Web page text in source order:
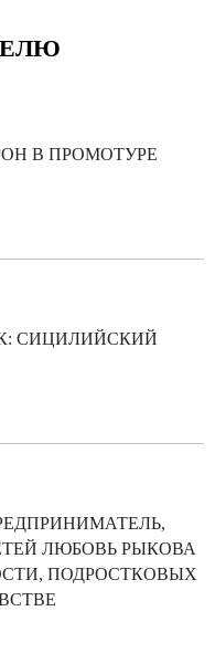
В ПРОМОТУРЕ
СИЦИЛИЙСКИЙ
ЛЮБОВЬ РЫКОВА
ПОДРОСТКОВЫХ